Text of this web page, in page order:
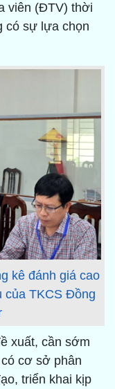
viên (ĐTV) thời
có sự lựa chọn
kê đánh giá cao
của TKCS Đồng
xuất, cần sớm
cơ sở phân
triển khai kịp